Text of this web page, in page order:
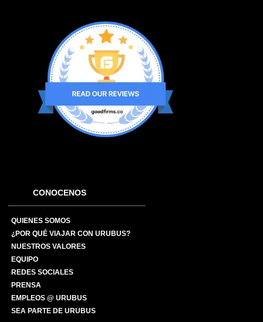
CONOCENOS
QUIENES SOMOS
¿POR QUÉ VIAJAR CON URUBUS?
NUESTROS VALORES
EQUIPO
REDES SOCIALES
PRENSA
EMPLEOS @ URUBUS
SEA PARTE DE URUBUS